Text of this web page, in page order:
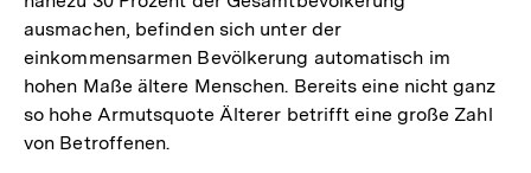
ausmachen, befinden sich unter der
einkommensarmen Bevölkerung automatisch im
hohen Maße ältere Menschen. Bereits eine nicht ganz
so hohe Armutsquote Älterer betrifft eine große Zahl
von Betroffenen.